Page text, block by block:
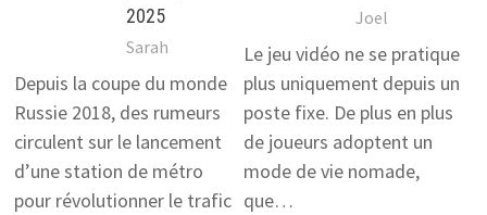
2025
Sarah
Depuis la coupe du monde
Russie 2018, des rumeurs
circulent sur le lancement
d’une station de métro
pour révolutionner le trafic
Joel
Le jeu vidéo ne se pratique
plus uniquement depuis un
poste fixe. De plus en plus
de joueurs adoptent un
mode de vie nomade,
que…